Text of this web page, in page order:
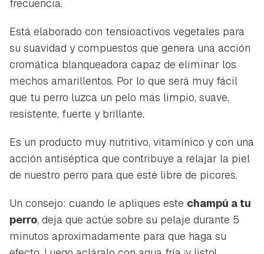
frecuencia.
Está elaborado con tensioactivos vegetales para
su suavidad y compuestos que genera una acción
cromática blanqueadora capaz de eliminar los
mechos amarillentos. Por lo que será muy fácil
que tu perro luzca un pelo más limpio, suave,
resistente, fuerte y brillante.
Es un producto muy nutritivo, vitamínico y con una
acción antiséptica que contribuye a relajar la piel
de nuestro perro para que esté libre de picores.
Un consejo: cuando le apliques este champú a tu
perro, deja que actúe sobre su pelaje durante 5
minutos aproximadamente para que haga su